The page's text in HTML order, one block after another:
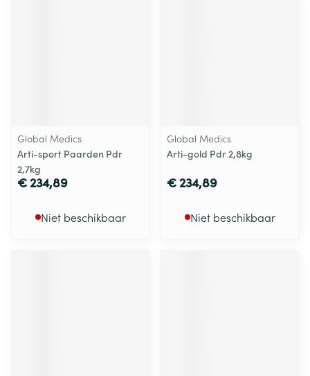
Global Medics
Arti-sport Paarden Pdr
2,7kg
€ 234,89
Niet beschikbaar
Global Medics
Arti-gold Pdr 2,8kg
€ 234,89
Niet beschikbaar